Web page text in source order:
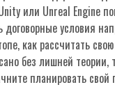
или Unreal Engine
условия
как рассчитать
без лишней
планировать